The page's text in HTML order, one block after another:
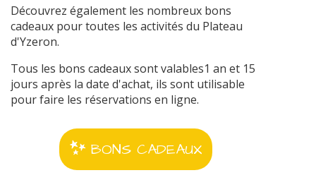
Découvrez également les nombreux bons
cadeaux pour toutes les activités du Plateau
d'Yzeron.
Tous les bons cadeaux sont valables1 an et 15
jours après la date d'achat, ils sont utilisable
pour faire les réservations en ligne.
BONS CADEAUX